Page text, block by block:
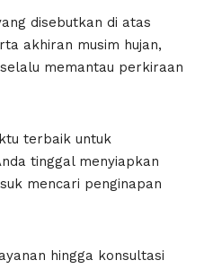
disebutkan di atas
akhiran musim hujan,
memantau perkiraan
terbaik untuk
tinggal menyiapkan
mencari penginapan
hingga konsultasi